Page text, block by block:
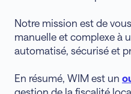
Notre mission est de
manuelle et complexe à
automatisé, sécurisé et
En résumé, WIM est un